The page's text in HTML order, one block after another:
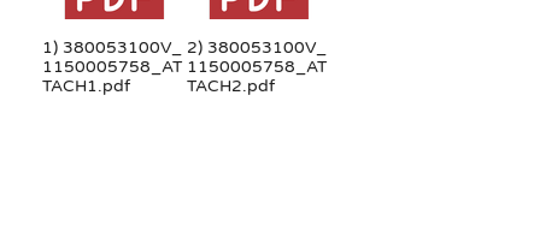
1) 380053100V_
1150005758_AT
TACH1.pdf
2) 380053100V_
1150005758_AT
TACH2.pdf